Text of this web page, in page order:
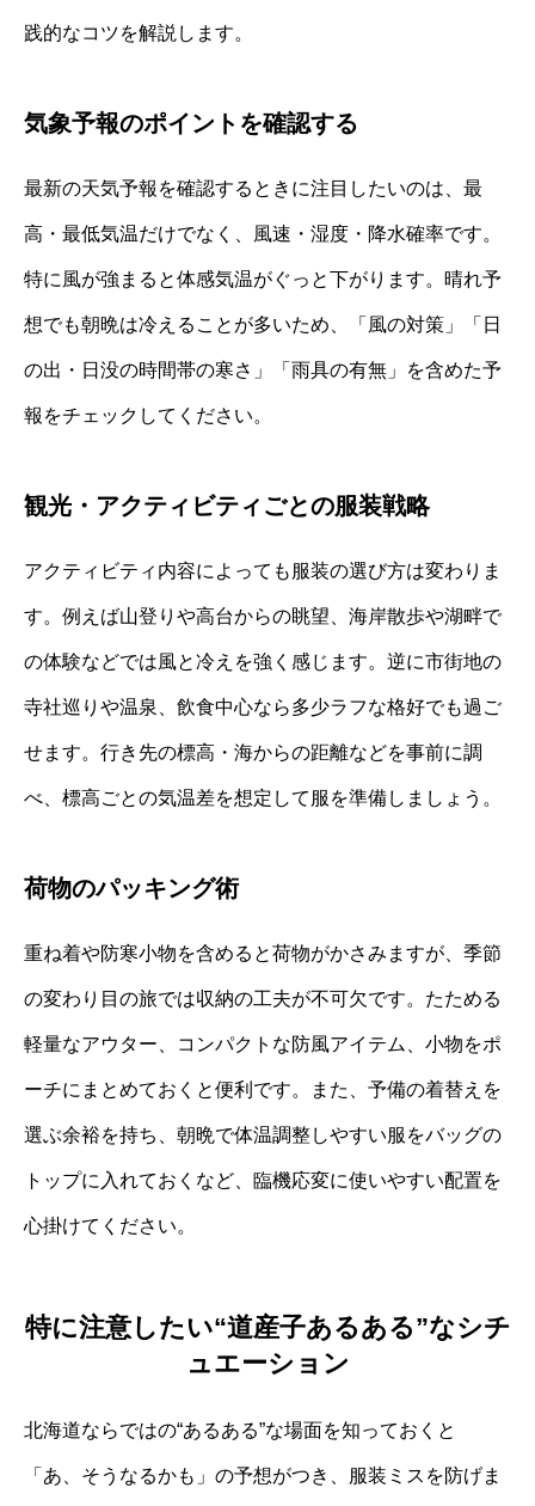
践的なコツを解説します。
気象予報のポイントを確認する
最新の天気予報を確認するときに注目したいのは、最
高・最低気温だけでなく、風速・湿度・降水確率です。
特に風が強まると体感気温がぐっと下がります。晴れ予
想でも朝晩は冷えることが多いため、「風の対策」「日
の出・日没の時間帯の寒さ」「雨具の有無」を含めた予
報をチェックしてください。
観光・アクティビティごとの服装戦略
アクティビティ内容によっても服装の選び方は変わりま
す。例えば山登りや高台からの眺望、海岸散歩や湖畔で
の体験などでは風と冷えを強く感じます。逆に市街地の
寺社巡りや温泉、飲食中心なら多少ラフな格好でも過ご
せます。行き先の標高・海からの距離などを事前に調
べ、標高ごとの気温差を想定して服を準備しましょう。
荷物のパッキング術
重ね着や防寒小物を含めると荷物がかさみますが、季節
の変わり目の旅では収納の工夫が不可欠です。たためる
軽量なアウター、コンパクトな防風アイテム、小物をポ
ーチにまとめておくと便利です。また、予備の着替えを
選ぶ余裕を持ち、朝晩で体温調整しやすい服をバッグの
トップに入れておくなど、臨機応変に使いやすい配置を
心掛けてください。
特に注意したい“道産子あるある”なシチ
ュエーション
北海道ならではの“あるある”な場面を知っておくと
「あ、そうなるかも」の予想がつき、服装ミスを防げま